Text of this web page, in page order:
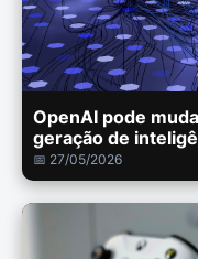
OpenAI pode
geração de
📅 27/05/2026